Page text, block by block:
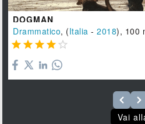
DOGMAN
Drammatico, (Italia -2018), 100
    
Vai